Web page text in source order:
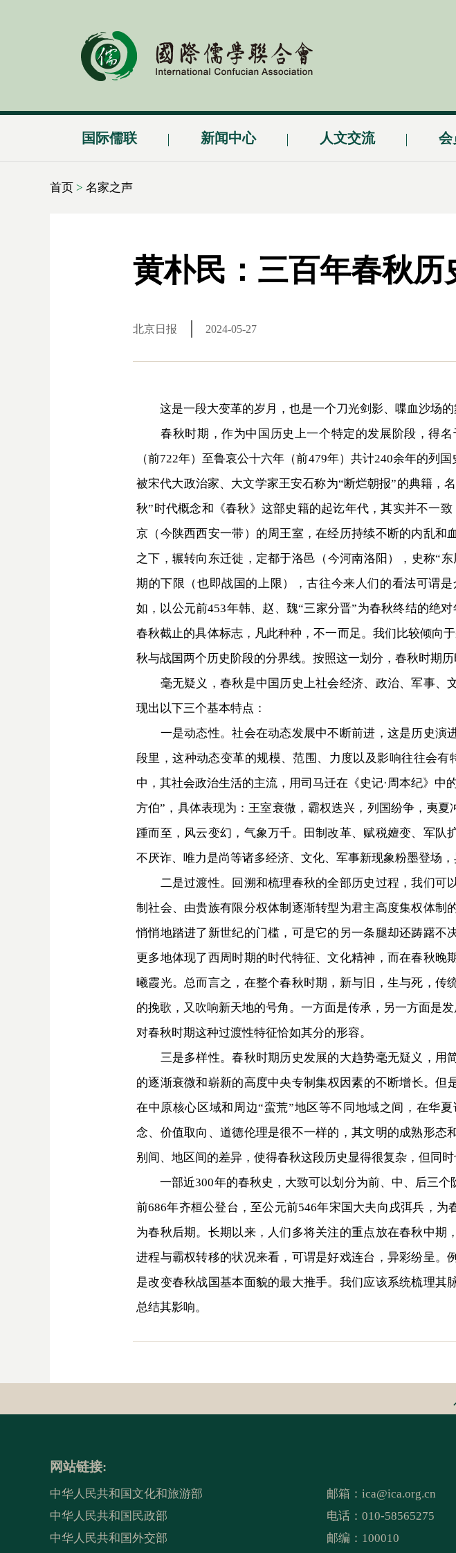
国际儒联 新闻中心 人文交流 会
首页 > 名家之声
黄朴民：三百年春秋历
北京日报 2024-05-27
这是一段大变革的岁月，也是一个刀光剑影、喋血沙场的
春秋时期，作为中国历史上一个特定的发展阶段，得名
（前722年）至鲁哀公十六年（前479年）共计240余年的列
被宋代大政治家、大文学家王安石称为“断烂朝报”的典籍，
秋”时代概念和《春秋》这部史籍的起讫年代，其实并不一
京（今陕西西安一带）的周王室，在经历持续不断的内乱
之下，辗转向东迁徙，定都于洛邑（今河南洛阳），史称“
期的下限（也即战国的上限），古往今来人们的看法可谓
如，以公元前453年韩、赵、魏“三家分晋”为春秋终结的绝
春秋截止的具体标志，凡此种种，不一而足。我们比较倾向
秋与战国两个历史阶段的分界线。按照这一划分，春秋时期历
毫无疑义，春秋是中国历史上社会经济、政治、军事、
现出以下三个基本特点：
一是动态性。社会在动态发展中不断前进，这是历史演
段里，这种动态变革的规模、范围、力度以及影响往往会
中，其社会政治生活的主流，用司马迁在《史记·周本纪》
方伯”，具体表现为：王室衰微，霸权迭兴，列国纷争，夷
踵而至，风云变幻，气象万千。田制改革、赋税嬗变、军
不厌诈、唯力是尚等诸多经济、文化、军事新现象粉墨登场，
二是过渡性。回溯和梳理春秋的全部历史过程，我们可
制社会、由贵族有限分权体制逐渐转型为君主高度集权体
悄悄地踏进了新世纪的门槛，可是它的另一条腿却还踌躇不
更多地体现了西周时期的时代特征、文化精神，而在春秋
曦霞光。总而言之，在整个春秋时期，新与旧，生与死，
的挽歌，又吹响新天地的号角。一方面是传承，另一方面是
对春秋时期这种过渡性特征恰如其分的形容。
三是多样性。春秋时期历史发展的大趋势毫无疑义，用
的逐渐衰微和崭新的高度中央专制集权因素的不断增长。但
在中原核心区域和周边“蛮荒”地区等不同地域之间，在华
念、价值取向、道德伦理是很不一样的，其文明的成熟形态
别间、地区间的差异，使得春秋这段历史显得很复杂，但同
一部近300年的春秋史，大致可以划分为前、中、后三个
前686年齐桓公登台，至公元前546年宋国大夫向戌弭兵，
为春秋后期。长期以来，人们多将关注的重点放在春秋中
进程与霸权转移的状况来看，可谓是好戏连台，异彩纷呈
是改变春秋战国基本面貌的最大推手。我们应该系统梳理
总结其影响。
网站链接:
中华人民共和国文化和旅游部
中华人民共和国民政部
中华人民共和国外交部
邮箱： ica@ica.org.cn
电话：010-58565275
邮编：100010